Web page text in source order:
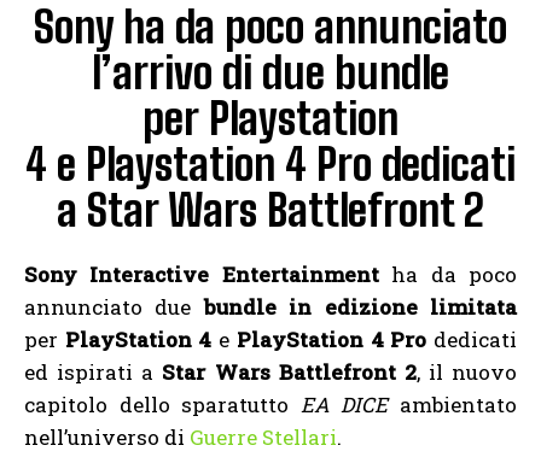
Sony ha da poco annunciato
l’arrivo di due bundle
per Playstation
4 e Playstation 4 Pro dedicati
a Star Wars Battlefront 2
Sony Interactive Entertainmentha da poco
annunciato duebundle in edizione limitata
per PlayStation 4 e PlayStation 4 Pro dedicati
ed ispirati a Star Wars Battlefront 2, il nuovo
capitolo dello sparatutto EA DICEambientato
nell’universo di Guerre Stellari.